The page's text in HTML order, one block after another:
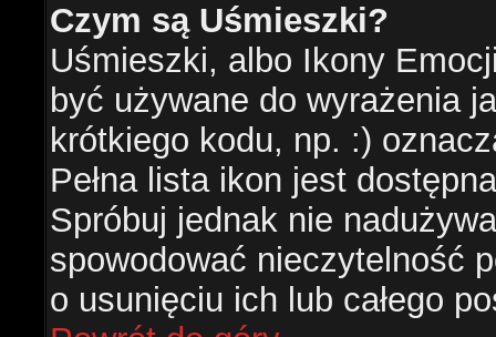
Czym są Uśmieszki?
Uśmieszki, albo Ikony
być używane do wyrażenia
krótkiego kodu, np. :)
Pełna lista ikon jest
Spróbuj jednak nie
spowodować nieczytelność
o usunięciu ich lub całego